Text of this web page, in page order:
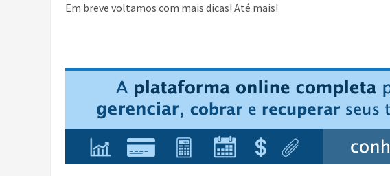
Em breve voltamos com mais dicas! Até mais!